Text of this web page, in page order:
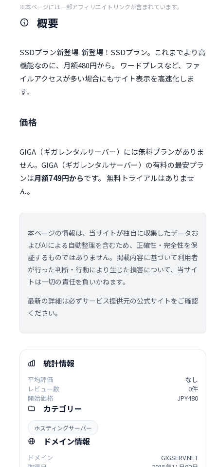
※本ページには一部アフィリエイトリンクが含まれています。
概要
SSDプラン新登場. 新登場！SSDプラン。これまでより高
機能なのに、月額480円から。 ワードプレスなど、ファ
イルアクセスが多い場合にもサイト表示を高速化しま
す。
価格
GIGA（ギガレンタルサーバー）には無料プランがありま
せん。GIGA（ギガレンタルサーバー）の有料の最安プラ
ンは月額749円からです。 無料トライアルはありませ
ん。
本ページの情報は、当サイトが独自に収集したデータお
よびAIによる自動整理を含むため、正確性・完全性を保
証するものではありません。掲載内容に基づいて利用者
が行った判断・行動により生じた損害について、当サイ
トは一切の責任を負いかねます。
最新の詳細は必ずサービス提供元の公式サイトをご確認
ください。
統計情報
平均評価
なし
レビュー数
0件
開始価格
JPY480
カテゴリー
ホスティングサーバー
ドメイン情報
ドメイン
GIGSERV.NET